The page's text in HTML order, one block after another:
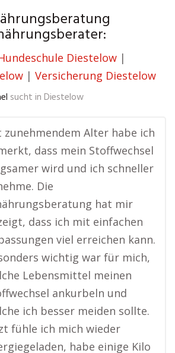
Diestelow |
| Versicherung Diestelow
sucht in Diestelow
zunehmendem Alter habe ich
dass mein Stoffwechsel
wird und ich schneller
Die
hat mir
dass ich mit einfachen
viel erreichen kann.
wichtig war für mich,
Lebensmittel meinen
ankurbeln und
ich besser meiden sollte.
fühle ich mich wieder
habe einige Kilo